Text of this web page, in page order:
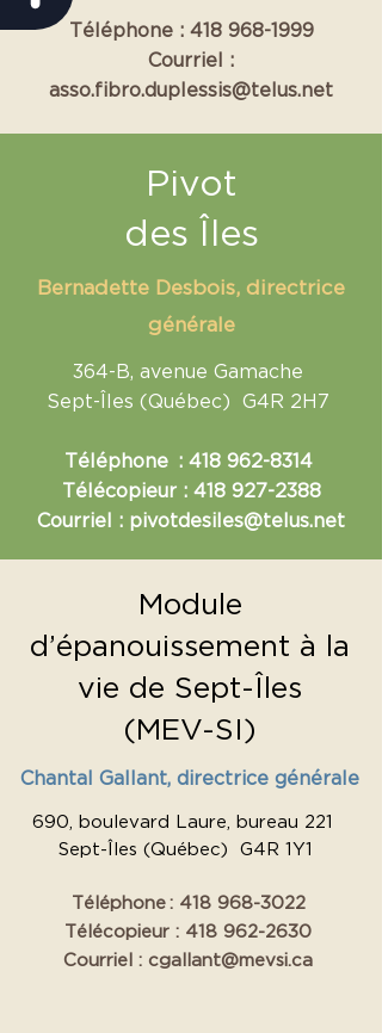
Téléphone : 418 968-1999
Courriel :
asso.fibro.duplessis@telus.net
Pivot
des Îles
Bernadette Desbois, directrice
générale
364-B, avenue Gamache
Sept-Îles (Québec) G4R 2H7
​Téléphone : 418 962-8314
Télécopieur : 418 927-2388
Courriel : pivotdesiles@telus.net
Module
d’épanouissement à la
vie de Sept-Îles
(MEV-SI)
Chantal Gallant, directrice générale
690, boulevard Laure, bureau 221
Sept-Îles (Québec) G4R 1Y1
Téléphone : 418 968-3022
Télécopieur : 418 962-2630
Courriel : cgallant@mevsi.ca